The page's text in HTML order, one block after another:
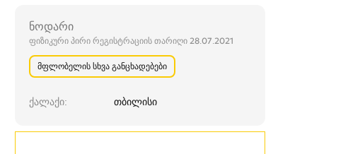
ნოდარი
ფიზიკური პირი რეგისტრაციის თარიღი 28.07.2021
მფლობელის სხვა განცხადებები
ქალაქი თბილისი